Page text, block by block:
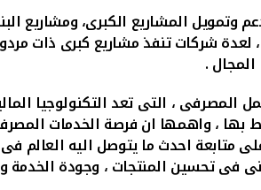
المشاريع الكبرى، ومشاريع
لعدة شركات تنفذ مشاريع كبرى ذات
.
المصرفى ، التى تعد التكنولوجيا
بها ، واهمها ان فرصة الخدمات
متابعة احدث ما يتوصل اليه العالم
فى تحسين المنتجات ، وجودة الخدمة